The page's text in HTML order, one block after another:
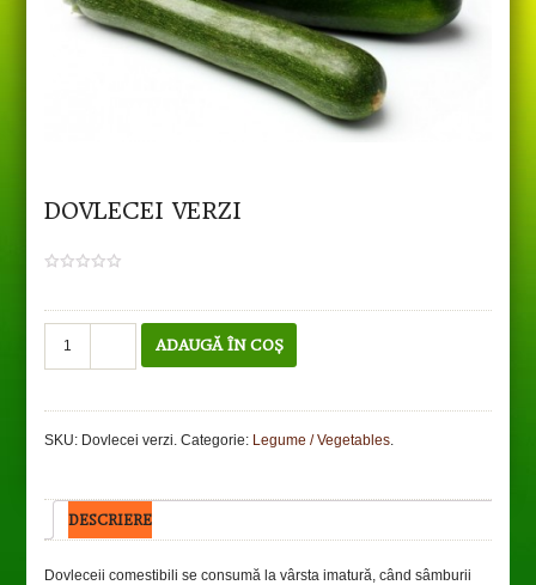
DOVLECEI VERZI
of
5
Dovlecei
ADAUGĂ ÎN COȘ
SKU: Dovlecei verzi. Categorie: Legume / Vegetables.
DESCRIERE
Dovleceii comestibili se consumă la vârsta imatură, când sâmburii